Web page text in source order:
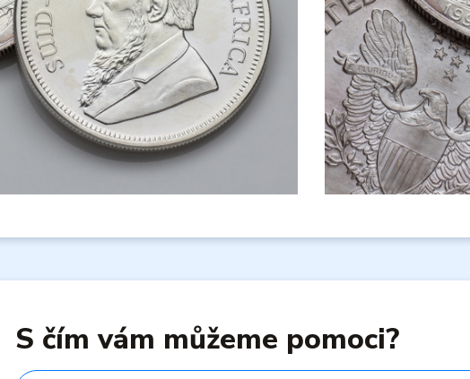
S čím vám můžeme pomoci?